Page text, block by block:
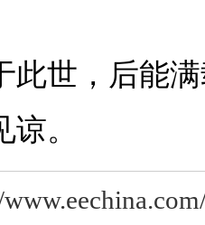
此世，后能
。